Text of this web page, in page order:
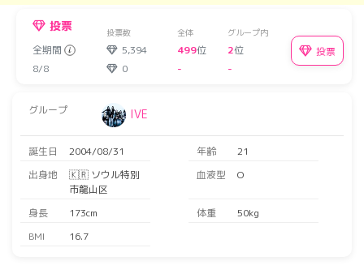
投票 投票数 全体 グループ内
全期間 5,394 499位 2位
8/8
0 - -
投票
グループ IVE
誕生日 2004/08/31 年齢
21
出身地
🇰🇷 ソウル特別
市龍山区
血液型 O
身長 173cm 体重
50kg
BMI
16.7